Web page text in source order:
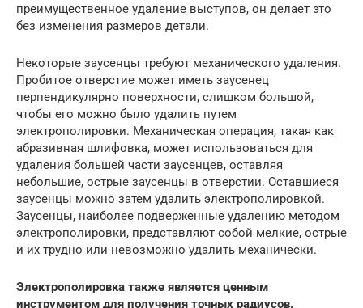
преимущественное удаление выступов, он делает это
без изменения размеров детали.
Некоторые заусенцы требуют механического удаления.
Пробитое отверстие может иметь заусенец
перпендикулярно поверхности, слишком большой,
чтобы его можно было удалить путем
электрополировки. Механическая операция, такая как
абразивная шлифовка, может использоваться для
удаления большей части заусенцев, оставляя
небольшие, острые заусенцы в отверстии. Оставшиеся
заусенцы можно затем удалить электрополировкой.
Заусенцы, наиболее подверженные удалению методом
электрополировки, представляют собой мелкие, острые
и их трудно или невозможно удалить механически.
Электрополировка также является ценным
инструментом для получения точных радиусов.